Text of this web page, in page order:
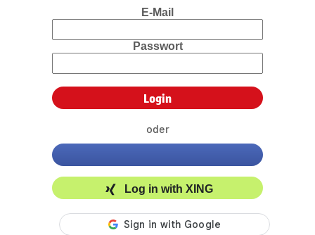
E-Mail
Passwort
oder
Log in with XING